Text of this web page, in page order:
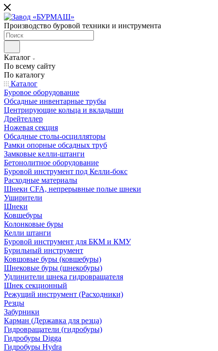
Производство буровой техники и инструмента
Каталог
По всему сайту
По каталогу
Каталог
Буровое оборудование
Обсадные инвентарные трубы
Центрирующие кольца и вкладыши
Дрейтеллер
Ножевая секция
Обсадные столы-осцилляторы
Рамки опорные обсадных труб
Замковые келли-штанги
Бетонолитное оборудование
Буровой инструмент под Келли-бокс
Расходные материалы
Шнеки CFA, непрерывные полые шнеки
Уширители
Шнеки
Ковшебуры
Колонковые буры
Келли штанги
Буровой инструмент для БКМ и КМУ
Бурильный инструмент
Ковшовые буры (ковшебуры)
Шнековые буры (шнекобуры)
Удлинители шнека гидровращателя
Шнек секционный
Режущий инструмент (Расходники)
Резцы
Забурники
Карман (Державка для резца)
Гидровращатели (гидробуры)
Гидробуры Digga
Гидробуры Hydra